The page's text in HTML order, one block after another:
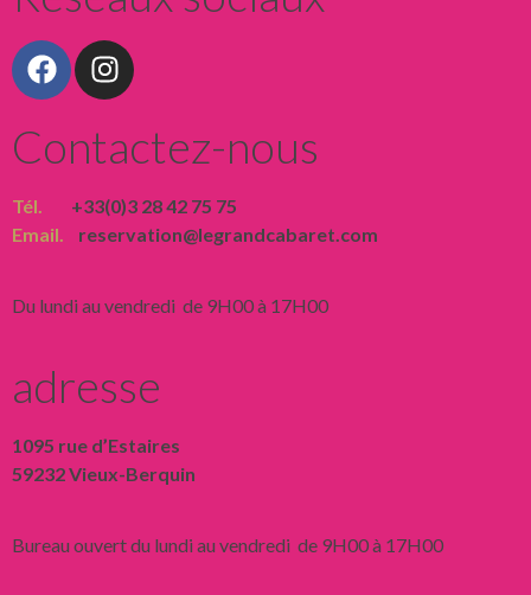
Contactez-nous
Tél.
+33(0)3 28 42 75 75
Email.
reservation@legrandcabaret.com
Du lundi au vendredi de 9H00 à 17H00
adresse
1095 rue d’Estaires
59232 Vieux-Berquin
Bureau ouvert du lundi au vendredi de 9H00 à 17H00